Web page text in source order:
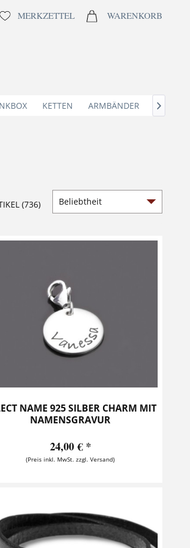
MERKZETTEL WARENKORB
KETTEN ARMBÄNDER 
(736)
NAME 925 SILBER CHARM MIT
NAMENSGRAVUR
24,00 € *
(Preis inkl. MwSt. zzgl. Versand)